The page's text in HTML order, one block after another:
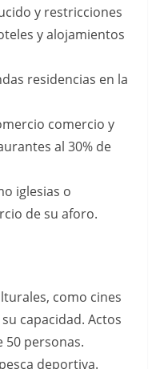
y restricciones
y alojamientos
residencias en la
comercio y
al 30% de
iglesias o
de su aforo.
como cines
capacidad. Actos
50 personas.
deportiva.